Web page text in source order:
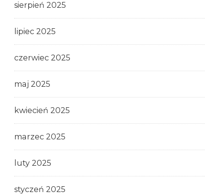
sierpień 2025
lipiec 2025
czerwiec 2025
maj 2025
kwiecień 2025
marzec 2025
luty 2025
styczeń 2025